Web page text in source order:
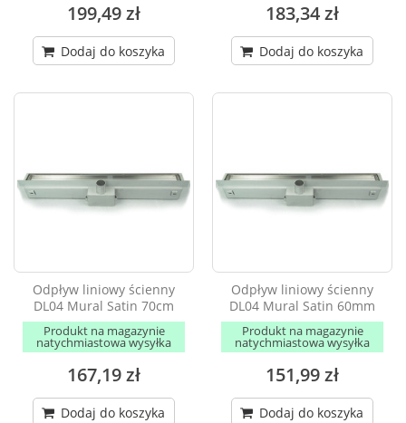
199,49 zł
Dodaj do koszyka
183,34 zł
Dodaj do koszyka
Odpływ liniowy ścienny
DL04 Mural Satin 70cm
Produkt na magazynie
natychmiastowa wysyłka
167,19 zł
Dodaj do koszyka
Odpływ liniowy ścienny
DL04 Mural Satin 60mm
Produkt na magazynie
natychmiastowa wysyłka
151,99 zł
Dodaj do koszyka